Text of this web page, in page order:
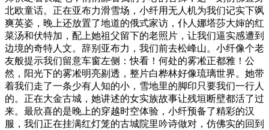
北欧童话。正在亚布力滑雪场，小纤用无人机为我们记实下飒
爽英姿，晚上还放置了地道的俄式家访，仆人娜塔莎大婶的红
菜汤和伏特加，配上她祖父留下的老照片，让我们逼实感遭到
边境的奇特人文。辞别亚布力，我们前去松峰山。小纤像个老
友般提示我们留意车窗左侧：快看！何处的雾凇正都雅！公
然，阳光下的雾凇明亮剔透，整片白桦林好像琉璃世界。她带
着我们走了一条少有人知的小，雪地里的脚印只要我们一行人
的。正在大金古城，她讲述的女实族故事让残垣断壁都活了过
来。最欣喜的是晚上的穿越时空体验，小纤预备了精彩的汉
服，我们正在挂满红灯笼的古城院里吟诗做对，仿佛实的回到